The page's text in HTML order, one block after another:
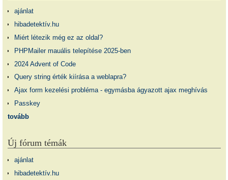
ajánlat
hibadetektív.hu
Miért létezik még ez az oldal?
PHPMailer mauális telepítése 2025-ben
2024 Advent of Code
Query string érték kiírása a weblapra?
Ajax form kezelési probléma - egymásba ágyazott ajax meghívás
Passkey
tovább
Új fórum témák
ajánlat
hibadetektív.hu